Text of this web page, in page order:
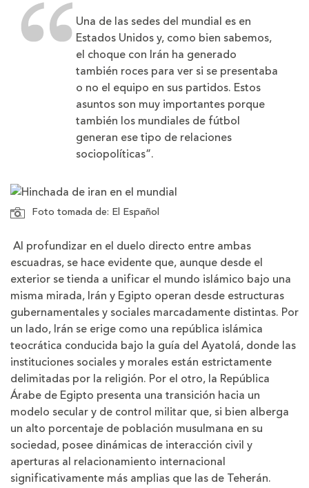
Una de las sedes del mundial es en
Estados Unidos y, como bien sabemos,
el choque con Irán ha generado
también roces para ver si se presentaba
o no el equipo en sus partidos. Estos
asuntos son muy importantes porque
también los mundiales de fútbol
generan ese tipo de relaciones
sociopolíticas”.
Foto tomada de: El Español
Al profundizar en el duelo directo entre ambas
escuadras, se hace evidente que, aunque desde el
exterior se tienda a unificar el mundo islámico bajo una
misma mirada, Irán y Egipto operan desde estructuras
gubernamentales y sociales marcadamente distintas. Por
un lado, Irán se erige como una república islámica
teocrática conducida bajo la guía del Ayatolá, donde las
instituciones sociales y morales están estrictamente
delimitadas por la religión. Por el otro, la República
Árabe de Egipto presenta una transición hacia un
modelo secular y de control militar que, si bien alberga
un alto porcentaje de población musulmana en su
sociedad, posee dinámicas de interacción civil y
aperturas al relacionamiento internacional
significativamente más amplias que las de Teherán.